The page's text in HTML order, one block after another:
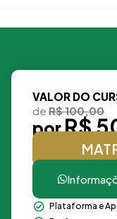
VALOR DO
de R$ 100,00
porR$
Plataforma e